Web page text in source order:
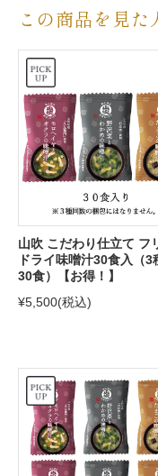
この商品を見
山吹 こだわり仕立て フ
ドライ味噌汁30食入（
30食）【お得！】
¥5,500(税込)